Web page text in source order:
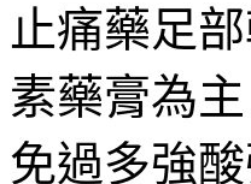
止痛藥足
素藥膏為
免過多強